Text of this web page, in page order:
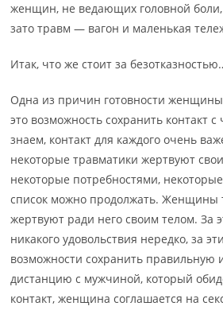
женщин, не ведающих головной
зато травм — вагон и маленькая
Итак, что же стоит за
Одна из причин готовности
это возможность сохранить контакт
знаем, контакт для каждого очень
некоторые травматики жертвуют
некоторые потребностями,
список можно продолжать. Женщины
жертвуют ради него своим телом. За
никакого удовольствия нередко, за
возможности сохранить правильную
дистанцию с мужчиной, который
контакт, женщина соглашается на